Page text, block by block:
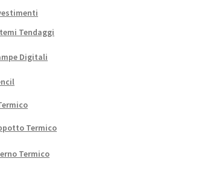
Tendaggi
Digitali
Termico
Termico